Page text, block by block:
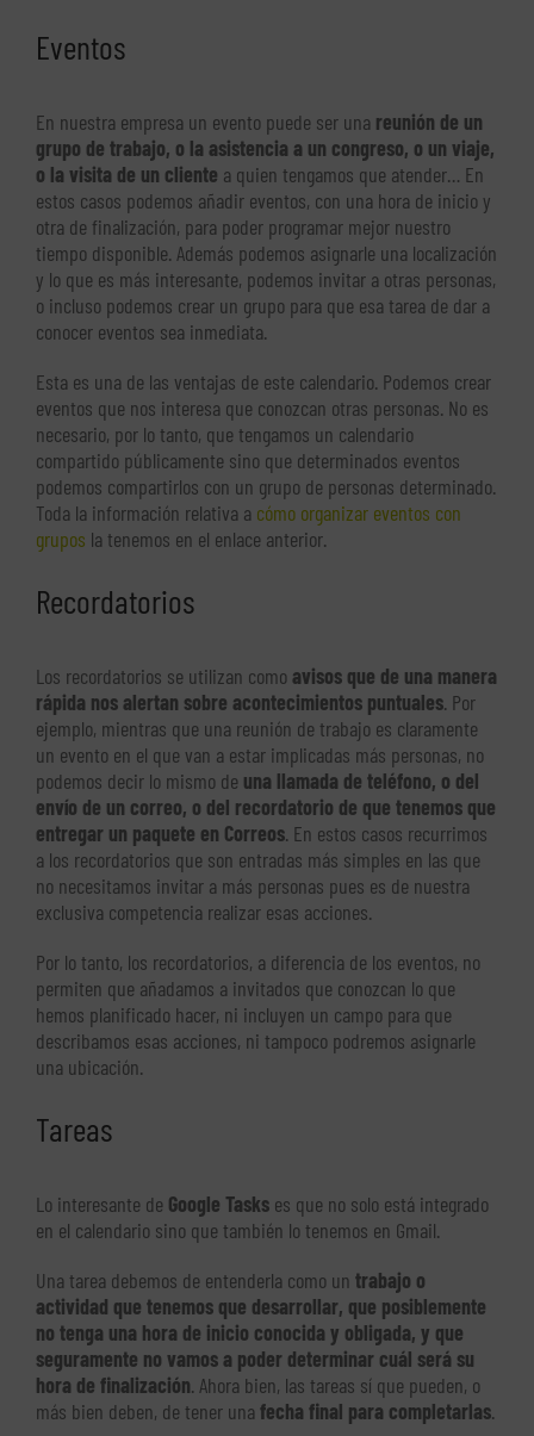
Eventos
En nuestra empresa un evento puede ser una reunión de un
grupo de trabajo, o la asistencia a un congreso, o un viaje,
o la visita de un cliente a quien tengamos que atender… En
estos casos podemos añadir eventos, con una hora de inicio y
otra de finalización, para poder programar mejor nuestro
tiempo disponible. Además podemos asignarle una localización
y lo que es más interesante, podemos invitar a otras personas,
o incluso podemos crear un grupo para que esa tarea de dar a
conocer eventos sea inmediata.
Esta es una de las ventajas de este calendario. Podemos crear
eventos que nos interesa que conozcan otras personas. No es
necesario, por lo tanto, que tengamos un calendario
compartido públicamente sino que determinados eventos
podemos compartirlos con un grupo de personas determinado.
Toda la información relativa a cómo organizar eventos con
grupos la tenemos en el enlace anterior.
Recordatorios
Los recordatorios se utilizan comoavisos que de una manera
rápida nos alertan sobre acontecimientos puntuales. Por
ejemplo, mientras que una reunión de trabajo es claramente
un evento en el que van a estar implicadas más personas, no
podemos decir lo mismo de una llamada de teléfono, o del
envío de un correo, o del recordatorio de que tenemos que
entregar un paquete en Correos. En estos casos recurrimos
a los recordatorios que son entradas más simples en las que
no necesitamos invitar a más personas pues es de nuestra
exclusiva competencia realizar esas acciones.
Por lo tanto, los recordatorios, a diferencia de los eventos, no
permiten que añadamos a invitados que conozcan lo que
hemos planificado hacer, ni incluyen un campo para que
describamos esas acciones, ni tampoco podremos asignarle
una ubicación.
Tareas
Lo interesante de Google Tasks es que no solo está integrado
en el calendario sino que también lo tenemos en Gmail.
Una tarea debemos de entenderla como un trabajo o
actividad que tenemos que desarrollar, que posiblemente
no tenga una hora de inicio conocida y obligada, y que
seguramente no vamos a poder determinar cuál será su
hora de finalización. Ahora bien, las tareas sí que pueden, o
más bien deben, de tener una fecha final para completarlas.